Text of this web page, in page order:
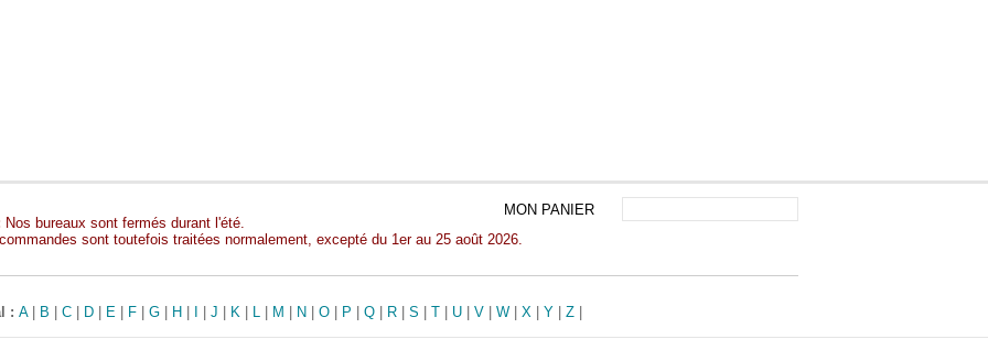
MON PANIER
Nos bureaux sont fermés durant l'été.
sont toutefois traitées normalement, excepté du 1er au 25 août 2026.
: A| B C| D| E| F| G| H J K| L| M N O| P Q| R| S T| U| V| W| X| Y| Z|